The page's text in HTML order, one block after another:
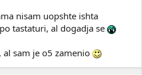
nisam uopshte ishta
tastaturi, al dogadja se
sam je o5 zamenio